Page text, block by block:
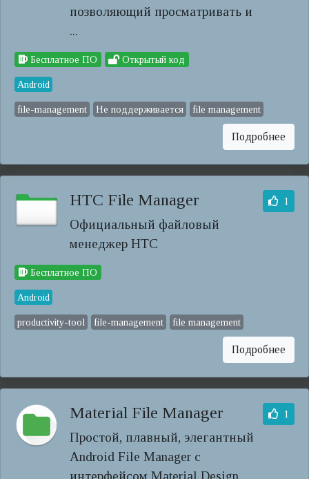
позволяющий просматривать и
...
Бесплатное ПО Открытый код
Android
file-management Не поддерживается file management
Подробнее
HTC File Manager
Официальный файловый
менеджер HTC
1
Бесплатное ПО
Android
productivity-tool file-management file management
Подробнее
Material File Manager
Простой, плавный, элегантный
Android File Manager с
интерфейсом Material Design.
1